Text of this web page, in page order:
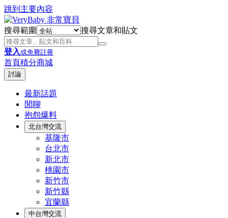
跳到主要內容
搜尋範圍 搜尋文章和貼文
登入或免費註冊
首頁積分商城
討論
最新話題
閒聊
抱怨爆料
北台灣交流
基隆市
台北市
新北市
桃園市
新竹市
新竹縣
宜蘭縣
中台灣交流